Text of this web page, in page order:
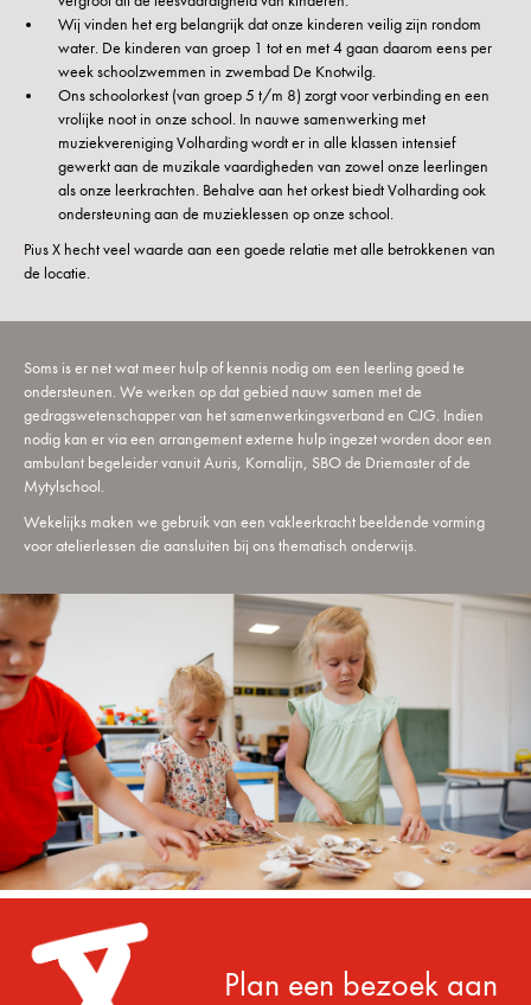
Wij vinden het erg belangrijk dat onze kinderen veilig zijn rondom
water. De kinderen van groep 1 tot en met 4 gaan daarom eens per
week schoolzwemmen in zwembad De Knotwilg.
Ons schoolorkest (van groep 5 t/m 8) zorgt voor verbinding en een
vrolijke noot in onze school. In nauwe samenwerking met
muziekvereniging Volharding wordt er in alle klassen intensief
gewerkt aan de muzikale vaardigheden van zowel onze leerlingen
als onze leerkrachten. Behalve aan het orkest biedt Volharding ook
ondersteuning aan de muzieklessen op onze school.
Pius X hecht veel waarde aan een goede relatie met alle betrokkenen van
de locatie.
Soms is er net wat meer hulp of kennis nodig om een leerling goed te
ondersteunen. We werken op dat gebied nauw samen met de
gedragswetenschapper van het samenwerkingsverband en CJG. Indien
nodig kan er via een arrangement externe hulp ingezet worden door een
ambulant begeleider vanuit Auris, Kornalijn, SBO de Driemaster of de
Mytylschool.
Wekelijks maken we gebruik van een vakleerkracht beeldende vorming
voor atelierlessen die aansluiten bij ons thematisch onderwijs.
Plan een bezoek aan